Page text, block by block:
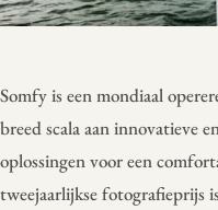
Somfy is een mondiaal
breed scala aan innovatieve
oplossingen voor een
tweejaarlijkse fotografieprijs